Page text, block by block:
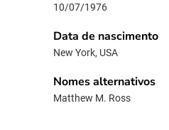
10/07/1976
Data de nascimento
New York, USA
Nomes alternativos
Matthew M. Ross